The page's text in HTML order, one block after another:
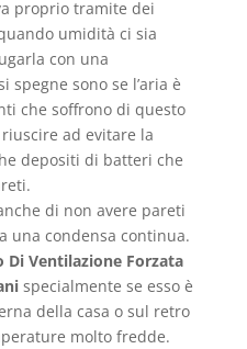
proprio tramite dei
umidità ci sia
con una
spegne sono se l’aria è
che soffrono di questo
ad evitare la
depositi di batteri che
di non avere pareti
una condensa continua.
Di Ventilazione Forzata
specialmente se esso è
della casa o sul retro
molto fredde.